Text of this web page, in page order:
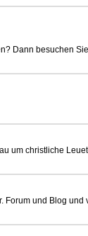
Dann besuchen
um christliche
Forum und Blog und